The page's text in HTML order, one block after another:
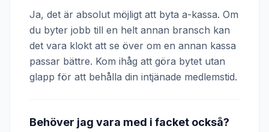
Ja, det är absolut möjligt att byta a-kassa. Om
du byter jobb till en helt annan bransch kan
det vara klokt att se över om en annan kassa
passar bättre. Kom ihåg att göra bytet utan
glapp för att behålla din intjänade medlemstid.
Behöver jag vara med i facket också?